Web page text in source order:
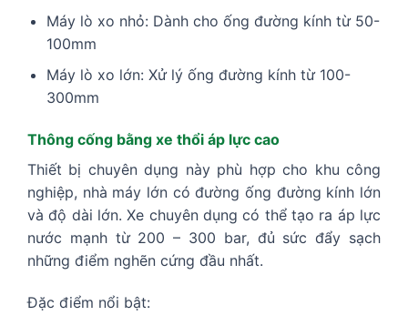
Máy lò xo nhỏ: Dành cho ống đường kính từ 50-
100mm
Máy lò xo lớn: Xử lý ống đường kính từ 100-
300mm
Thông cống bằng xe thổi áp lực cao
Thiết bị chuyên dụng này phù hợp cho khu công
nghiệp, nhà máy lớn có đường ống đường kính lớn
và độ dài lớn. Xe chuyên dụng có thể tạo ra áp lực
nước mạnh từ 200 – 300 bar, đủ sức đẩy sạch
những điểm nghẽn cứng đầu nhất.
Đặc điểm nổi bật: